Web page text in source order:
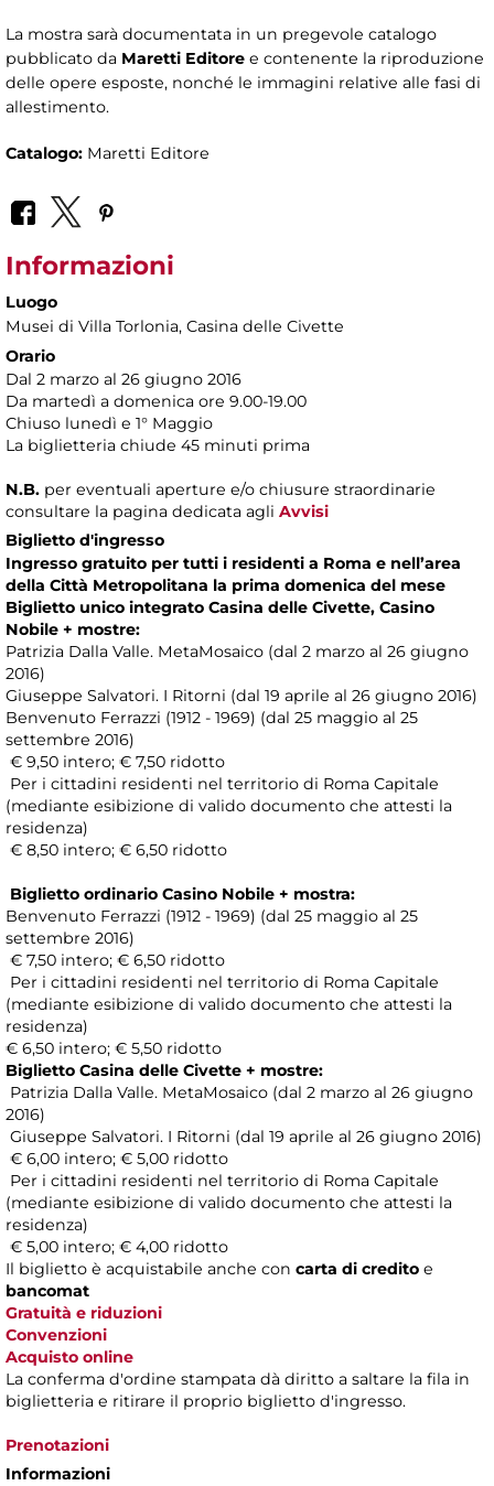
La mostra sarà documentata in un pregevole catalogo
pubblicato da Maretti Editore e contenente la riproduzione
delle opere esposte, nonché le immagini relative alle fasi di
allestimento.
Catalogo: Maretti Editore
Informazioni
Luogo
Musei di Villa Torlonia, Casina delle Civette
Orario
Dal 2 marzo al 26 giugno 2016
Da martedì a domenica ore 9.00-19.00
Chiuso lunedì e 1° Maggio
La biglietteria chiude 45 minuti prima
N.B. per eventuali aperture e/o chiusure straordinarie
consultare la pagina dedicata agli Avvisi
Biglietto d'ingresso
Ingresso gratuito per tutti i residenti a Roma e nell’area
della Città Metropolitana la prima domenica del mese
Biglietto unico integrato Casina delle Civette, Casino
Nobile + mostre:
Patrizia Dalla Valle. MetaMosaico (dal 2 marzo al 26 giugno
2016)
Giuseppe Salvatori. I Ritorni (dal 19 aprile al 26 giugno 2016)
Benvenuto Ferrazzi (1912 - 1969) (dal 25 maggio al 25
settembre 2016)
€ 9,50 intero; € 7,50 ridotto
Per i cittadini residenti nel territorio di Roma Capitale
(mediante esibizione di valido documento che attesti la
residenza)
€ 8,50 intero; € 6,50 ridotto
Biglietto ordinario Casino Nobile + mostra:
Benvenuto Ferrazzi (1912 - 1969) (dal 25 maggio al 25
settembre 2016)
€ 7,50 intero; € 6,50 ridotto
Per i cittadini residenti nel territorio di Roma Capitale
(mediante esibizione di valido documento che attesti la
residenza)
€ 6,50 intero; € 5,50 ridotto
Biglietto Casina delle Civette + mostre:
Patrizia Dalla Valle. MetaMosaico (dal 2 marzo al 26 giugno
2016)
Giuseppe Salvatori. I Ritorni (dal 19 aprile al 26 giugno 2016)
€ 6,00 intero; € 5,00 ridotto
Per i cittadini residenti nel territorio di Roma Capitale
(mediante esibizione di valido documento che attesti la
residenza)
€ 5,00 intero; € 4,00 ridotto
Il biglietto è acquistabile anche con carta di credito e
bancomat
Gratuità e riduzioni
Convenzioni
Acquisto online
La conferma d'ordine stampata dà diritto a saltare la fila in
biglietteria e ritirare il proprio biglietto d'ingresso.
Prenotazioni
Informazioni